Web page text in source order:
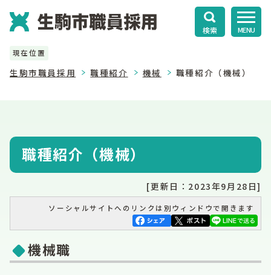
検索 MENU
現在位置
生駒市職員採用 職種紹介 機械 職種紹介（機械）
職種紹介（機械）
[更新日：2023年9月28日]
ソーシャルサイトへのリンクは別ウィンドウで開きます
機械職